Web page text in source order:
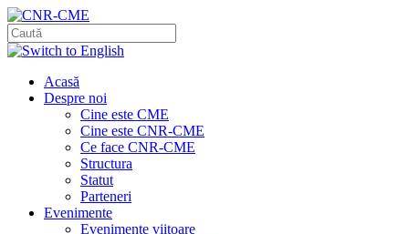
Acasă
Despre noi
Cine este CME
Cine este CNR-CME
Ce face CNR-CME
Structura
Statut
Parteneri
Evenimente
Evenimente viitoare